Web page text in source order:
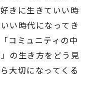
きに生きていい時
い時代になってき
コミュニティの中
の生き方をどう見
大切になってくる